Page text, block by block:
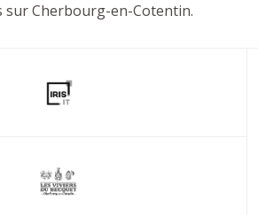
sur Cherbourg-en-Cotentin.